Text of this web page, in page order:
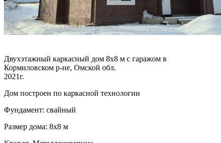
Двухэтажный каркасный дом 8х8 м с гаражом в
Кормиловском р-не, Омской обл.
2021г.
Дом построен по каркасной технологии
Фундамент: свайный
Размер дома: 8х8 м